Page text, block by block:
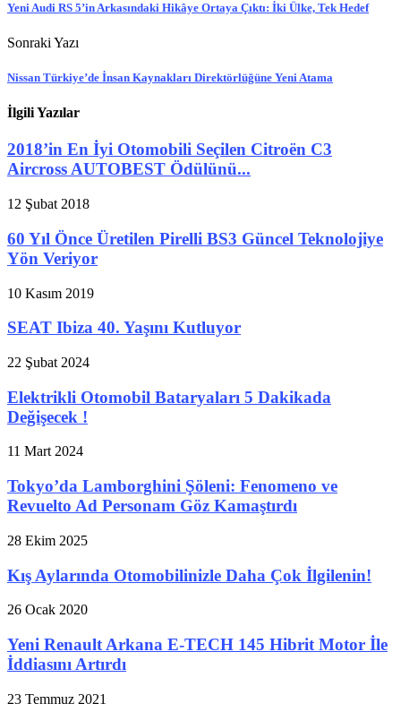
Yeni Audi RS 5’in Arkasındaki Hikâye Ortaya Çıktı: İki Ülke, Tek Hedef
Sonraki Yazı
Nissan Türkiye’de İnsan Kaynakları Direktörlüğüne Yeni Atama
İlgili Yazılar
2018’in En İyi Otomobili Seçilen Citroën C3
Aircross AUTOBEST Ödülünü...
12 Şubat 2018
60 Yıl Önce Üretilen Pirelli BS3 Güncel Teknolojiye
Yön Veriyor
10 Kasım 2019
SEAT Ibiza 40. Yaşını Kutluyor
22 Şubat 2024
Elektrikli Otomobil Bataryaları 5 Dakikada
Değişecek !
11 Mart 2024
Tokyo’da Lamborghini Şöleni: Fenomeno ve
Revuelto Ad Personam Göz Kamaştırdı
28 Ekim 2025
Kış Aylarında Otomobilinizle Daha Çok İlgilenin!
26 Ocak 2020
Yeni Renault Arkana E-TECH 145 Hibrit Motor İle
İddiasını Artırdı
23 Temmuz 2021